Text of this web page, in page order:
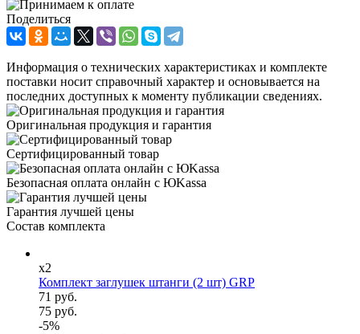
Поделиться
Информация о технических характеристиках и комплекте
поставки носит справочный характер и основывается на
последних доступных к моменту публикации сведениях.
Оригинальная продукция и гарантия
Сертифицированный товар
Безопасная оплата онлайн с ЮKassa
Гарантия лучшей цены
Состав комплекта
x2
Комплект заглушек штанги (2 шт) GRP
71 руб.
75 руб.
-5%